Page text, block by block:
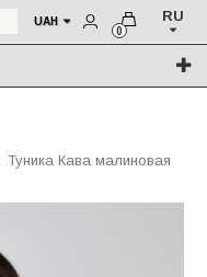
UAH RU
0
Туника Кава малиновая